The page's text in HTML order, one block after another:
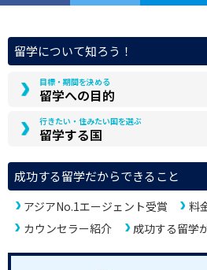
留学について知ろう！
目標・期間を決める
留学への目的
行きたい・住みたい国を選ぶ
留学する国
成功する留学だからできること
アジアNo.1エージェント受賞
料
カウンセラー紹介
成功する留学